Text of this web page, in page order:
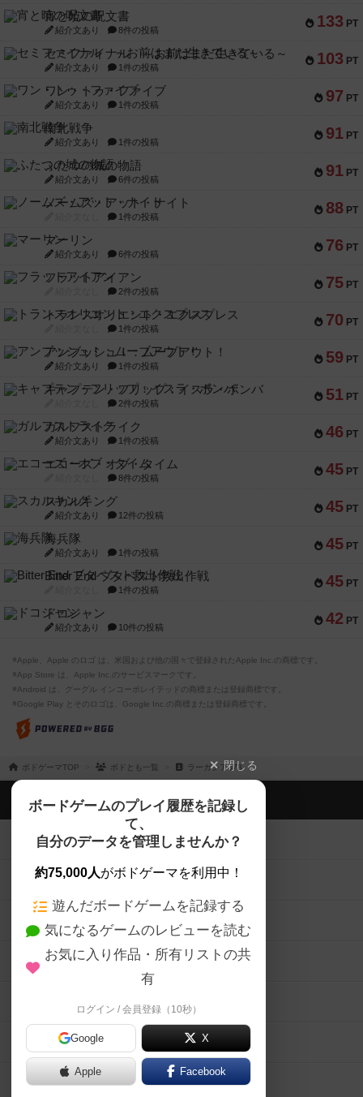
133 PT
宵と暁の呪文書
紹介文あり 8件の投稿
103 PT
セミファイナル ～お前はまだ生きている～
紹介文あり 1件の投稿
97 PT
ワン・トゥ・ファイブ
紹介文あり 1件の投稿
91 PT
南北戦争
紹介文あり 1件の投稿
91 PT
ふたつの城の物語
紹介文あり 6件の投稿
88 PT
ノームズ・アット・ナイト
1件の投稿
76 PT
マーリン
紹介文あり 6件の投稿
75 PT
フラットアイアン
2件の投稿
70 PT
トランスオリエント・エクスプレス
1件の投稿
59 PT
アンブッシュ！：ムーブアウト！
紹介文あり 1件の投稿
51 PT
キャプテン・フリップ：イスラ・ボンバ
2件の投稿
46 PT
ガルフストライク
紹介文あり 1件の投稿
45 PT
エコーズ・オブ・タイム
8件の投稿
45 PT
スカルキング
紹介文あり 12件の投稿
45 PT
海兵隊
紹介文あり 1件の投稿
45 PT
Bitter End ブタペスト救出作戦
1件の投稿
42 PT
ドコジャン
紹介文あり 10件の投稿
※Apple、Apple のロゴ は、米国および他の国々で登録されたApple Inc.の商標です。
※App Store は、Apple Inc.のサービスマークです。
※Android は、グーグル インコーポレイテッドの商標または登録商標です。
※Google Play とそのロゴは、Google Inc.の商標または登録商標です。
ボドゲーマTOP ボドとも一覧 ラーガシア373
閉じる
ボードゲームのプレイ履歴を記録し
て、
自分のデータを管理しませんか？
約75,000人がボドゲーマを利用中！
遊んだボードゲームを記録する
気になるゲームのレビューを読む
お気に入り作品・所有リストの共
有
ログイン / 会員登録（10秒）
Google X
Apple Facebook
ボドゲーマTOP
ボードゲームを検索する
ボードゲームの新着レビュー
ボードゲーム会情報
メカニクス特集
掲示板・トピックス
ボドとも・会員一覧
ボードゲーム業界コラム